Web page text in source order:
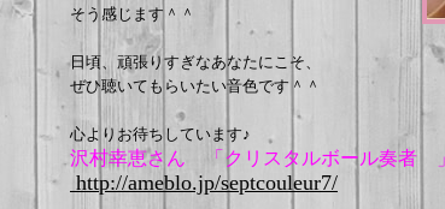
そう感じます＾＾
日頃、頑張りすぎなあなたにこそ、
ぜひ聴いてもらいたい音色です＾＾
心よりお待ちしています♪
沢村幸恵さん 「 クリスタルボール奏者
http://ameblo.jp/septcouleur7/